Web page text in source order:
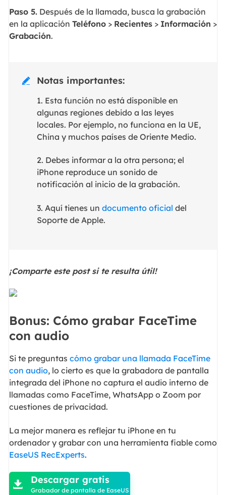
Paso 5.Después de la llamada, busca la grabación
en la aplicación Teléfono> Recientes> Información >
Grabación.
 Notas importantes:
1. Esta función no está disponible en
algunas regiones debido a las leyes
locales. Por ejemplo, no funciona en la UE,
China y muchos países de Oriente Medio.
2. Debes informar a la otra persona; el
iPhone reproduce un sonido de
notificación al inicio de la grabación.
3. Aquí tienes un documento oficial del
Soporte de Apple.
¡Comparte este post si te resulta útil!
Bonus: Cómo grabar FaceTime
con audio
Si te preguntas cómo grabar una llamada FaceTime
con audio, lo cierto es que la grabadora de pantalla
integrada del iPhone no captura el audio interno de
llamadas como FaceTime, WhatsApp o Zoom por
cuestiones de privacidad.
La mejor manera es reflejar tu iPhone en tu
ordenador y grabar con una herramienta fiable como
EaseUS RecExperts.

 Descargar gratis
Grabador de pantalla de EaseUS